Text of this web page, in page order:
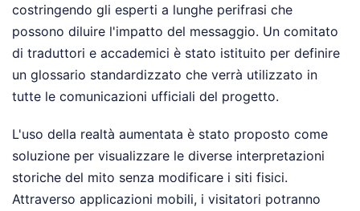
costringendo gli esperti a lunghe perifrasi che
possono diluire l'impatto del messaggio. Un comitato
di traduttori e accademici è stato istituito per definire
un glossario standardizzato che verrà utilizzato in
tutte le comunicazioni ufficiali del progetto.
L'uso della realtà aumentata è stato proposto come
soluzione per visualizzare le diverse interpretazioni
storiche del mito senza modificare i siti fisici.
Attraverso applicazioni mobili, i visitatori potranno